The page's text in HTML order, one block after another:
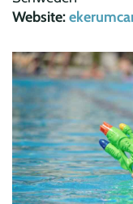
Website: